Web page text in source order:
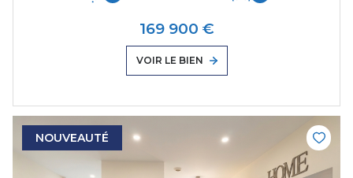
169 900 €
VOIR LE BIEN
NOUVEAUTÉ